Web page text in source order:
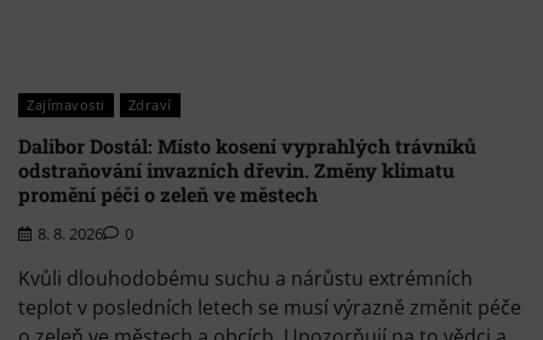
Zajímavosti Zdraví
Dalibor Dostál: Místo kosení vyprahlých trávníků
odstraňování invazních dřevin. Změny klimatu
promění péči o zeleň ve městech
8. 8. 2026 0
Kvůli dlouhodobému suchu a nárůstu extrémních
teplot v posledních letech se musí výrazně změnit péče